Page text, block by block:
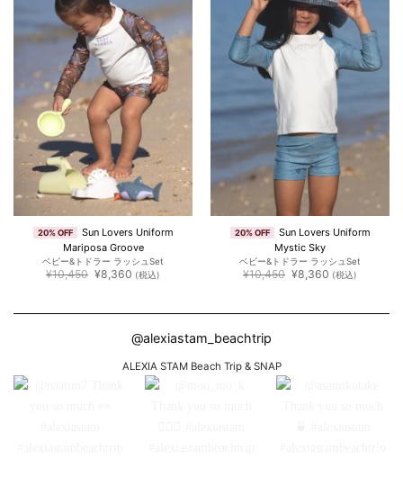
20% OFF
Sun Lovers Uniform
Mariposa Groove
ベビー&トドラー ラッシュSet
¥10,450 元
は
¥8,360現
在
格
¥8,360
で
す。
(税込)
20% OFF
Sun Lovers Uniform
Mystic Sky
ベビー&トドラー ラッシュSet
¥10,450 元
は
¥8,360現
在
格
(税込)
@alexiastam_beachtrip
ALEXIA STAM Beach Trip & SNAP